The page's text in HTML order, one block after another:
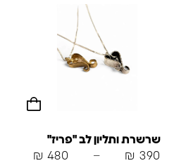
שרשרת ותליון לב "פריז"
₪ 390
–
₪ 480